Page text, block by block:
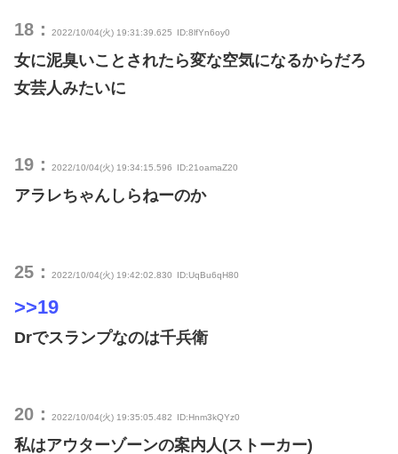
18： 2022/10/04(火) 19:31:39.625 ID:8lfYn6oy0
女に泥臭いことされたら変な空気になるからだろ
女芸人みたいに
19： 2022/10/04(火) 19:34:15.596 ID:21oamaZ20
アラレちゃんしらねーのか
25： 2022/10/04(火) 19:42:02.830 ID:UqBu6qH80
>>19
Drでスランプなのは千兵衛
20： 2022/10/04(火) 19:35:05.482 ID:Hnm3kQYz0
私はアウターゾーンの案内人(ストーカー)